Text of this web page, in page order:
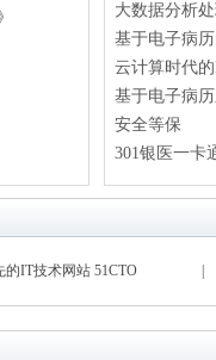
大数据分析
基于电子病
云计算时代
基于电子病
安全等保
301银医一卡
的IT技术网站 51CTO